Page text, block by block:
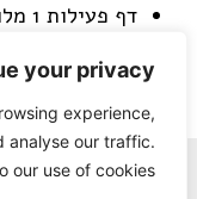
your privacy
experience,
analyse our traffic.
our use of cookies.
דף פעילות 1 מלווה ביישומון
דף פעילות 2
מפת